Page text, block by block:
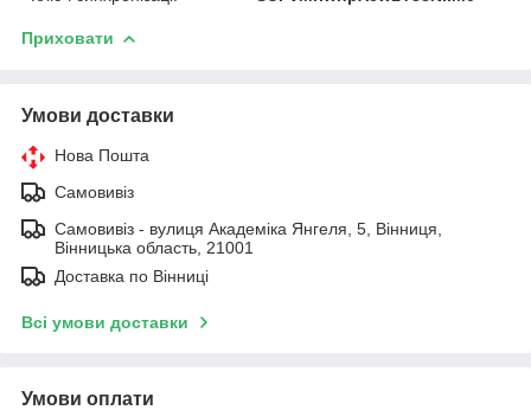
Приховати
Умови доставки
Нова Пошта
Самовивіз
Самовивіз - вулиця Академіка Янгеля, 5, Вінниця,
Вінницька область, 21001
Доставка по Вінниці
Всі умови доставки
Умови оплати